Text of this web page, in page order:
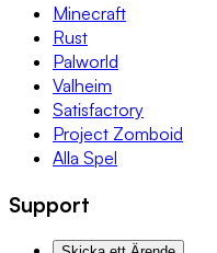
Minecraft
Rust
Palworld
Valheim
Satisfactory
Project Zomboid
Alla Spel
Support